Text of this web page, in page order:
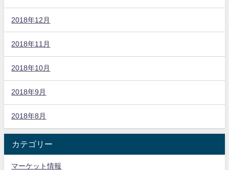
2018年12月
2018年11月
2018年10月
2018年9月
2018年8月
カテゴリー
マーケット情報